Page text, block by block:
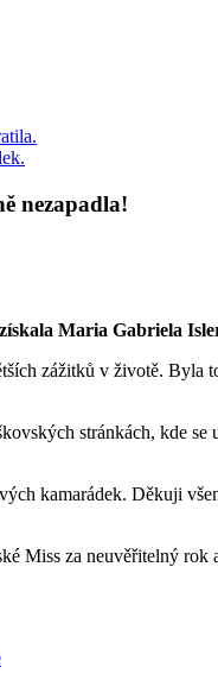
nezapadla!
Maria Gabriela
zážitků v životě. Byla
stránkách, kde
kamarádek. Děkuji
Miss za neuvěřitelný